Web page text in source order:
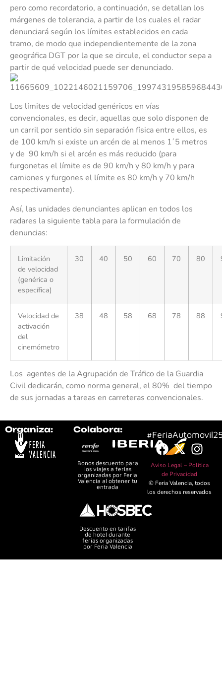
pero como recordatorio, a continuación, se detallan los
márgenes de tolerancia, a partir de los cuales el radar
denunciará según los límites establecidos en cada
tramo, de modo que independientemente de la zona
geográfica DGT por la que se circule, el conductor sepa a
partir de qué velocidad puede ser denunciado.
Los límites de velocidad genéricos en vías
convencionales, es decir, aquellas que solo disponen de
un carril por sentido sin separación física entre ellos, es
de 100 km/h si existe un arcén de al menos 1´5 metros
y de 90 km/h si el arcén es más reducido (para
furgonetas el límite es de 90 km/h y 80 km/h y para
camiones y furgones el límite es 80 km/h y 70 km/h
respectivamente).
Así, las unidades denunciantes aplican en todos los
radares la siguiente tabla para la formulación de
denuncias:
Limitación
de velocidad
(genérica o
específica)
30 40 50 60 70 80
Velocidad de
activación
del
cinemómetro
38 48 58 68 78 88
Los agentes de la Agrupación de Tráfico de la Guardia
Civil dedicarán, como norma general, el 80% del tiempo
de sus jornadas a tareas en carreteras convencionales.
Organiza: Colabora:
Bonos descuento para
los viajes a ferias
organizadas por Feria
Valencia al obtener tu
entrada
Descuento en tarifas
de hotel durante
ferias organizadas
por Feria Valencia
Aviso Legal – Política
de Privacidad
© Feria Valencia, todos
los derechos reservados